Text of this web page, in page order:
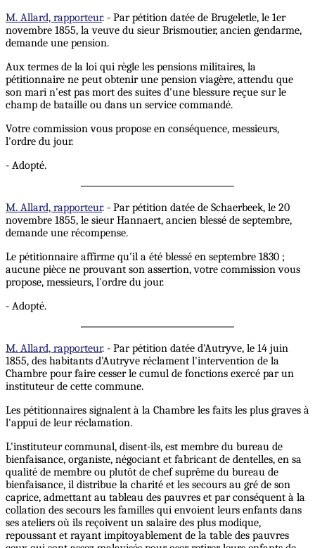
M. Allard, rapporteur. - Par pétition datée de Brugeletle, le 1er
novembre 1855, la veuve du sieur Brismoutier, ancien gendarme,
demande une pension.
Aux termes de la loi qui règle les pensions militaires, la
pétitionnaire ne peut obtenir une pension viagère, attendu que
son mari n'est pas mort des suites d'une blessure reçue sur le
champ de bataille ou dans un service commandé.
Votre commission vous propose en conséquence, messieurs,
l'ordre du jour.
- Adopté.
M. Allard, rapporteur. - Par pétition datée de Schaerbeek, le 20
novembre 1855, le sieur Hannaert, ancien blessé de septembre,
demande une récompense.
Le pétitionnaire affirme qu'il a été blessé en septembre 1830 ;
aucune pièce ne prouvant son assertion, votre commission vous
propose, messieurs, l'ordre du jour.
- Adopté.
M. Allard, rapporteur. - Par pétition datée d'Autryve, le 14 juin
1855, des habitants d'Autryve réclament l'intervention de la
Chambre pour faire cesser le cumul de fonctions exercé par un
instituteur de cette commune.
Les pétitionnaires signalent à la Chambre les faits les plus graves à
l'appui de leur réclamation.
L'instituteur communal, disent-ils, est membre du bureau de
bienfaisance, organiste, négociant et fabricant de dentelles, en sa
qualité de membre ou plutôt de chef suprême du bureau de
bienfaisance, il distribue la charité et les secours au gré de son
caprice, admettant au tableau des pauvres et par conséquent à la
collation des secours les familles qui envoient leurs enfants dans
ses ateliers où ils reçoivent un salaire des plus modique,
repoussant et rayant impitoyablement de la table des pauvres